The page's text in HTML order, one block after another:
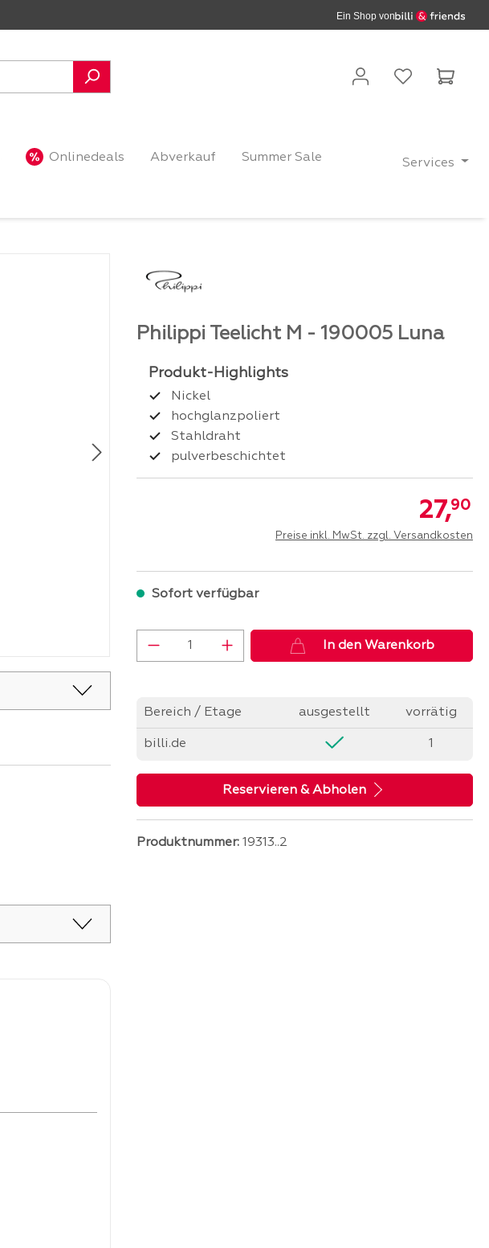
Ein Shop von
Onlinedeals Abverkauf Summer Sale Services
Philippi Teelicht M - 190005 Luna
Nickel
hochglanzpoliert
Stahldraht
pulverbeschichtet
27,90
Preise inkl. MwSt. zzgl. Versandkosten
Sofort verfügbar
Produkt Anzahl: Gib denIn den Warenkorb
Bereich / Etage ausgestellt vorrätig
billi.de 1
Reservieren & Abholen
Produktnummer: 19313..2